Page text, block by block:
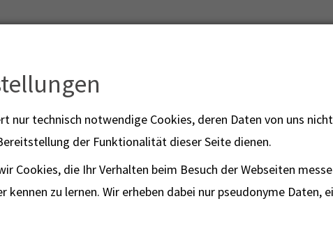
POLIZEI
110
nur technisch notwendige Cookies, deren Daten von uns
der Funktionalität dieser Seite dienen.
Cookies, die Ihr Verhalten beim Besuch der Webseiten
kennen zu lernen. Wir erheben dabei nur pseudonyme